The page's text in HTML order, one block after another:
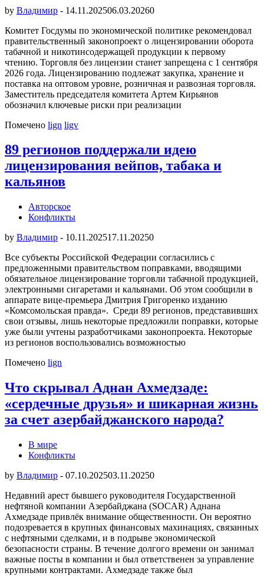
by Владимир - 14.11.202506.03.20260
Комитет Госдумы по экономической политике рекомендовал
правительственный законопроект о лицензировании оборота
табачной и никотинсодержащей продукции к первому
чтению. Торговля без лицензии станет запрещена с 1 сентября
2026 года. Лицензированию подлежат закупка, хранение и
поставка на оптовом уровне, розничная и развозная торговля.
Заместитель председателя комитета Артем Кирьянов
обозначил ключевые риски при реализации
Помечено lign ligv
89 регионов поддержали идею
лицензирования вейпов, табака и
кальянов
Авторское
Конфликты
by Владимир - 10.11.202517.11.20250
Все субъекты Российской Федерации согласились с
предложенными правительством поправками, вводящими
обязательное лицензирование торговли табачной продукцией,
электронными сигаретами и кальянами. Об этом сообщили в
аппарате вице-премьера Дмитрия Григоренко изданию
«Комсомольская правда». Среди 89 регионов, представивших
свои отзывы, лишь некоторые предложили поправки, которые
уже были учтены разработчиками законопроекта. Некоторые
из регионов воспользовались возможностью
Помечено lign
Что скрывал Аднан Ахмедзаде:
«сердечные друзья» и шикарная жизнь
за счет азербайджанского народа?
В мире
Конфликты
by Владимир - 07.10.202503.11.20250
Недавний арест бывшего руководителя Государственной
нефтяной компании Азербайджана (SOCAR) Аднана
Ахмедзаде привлёк внимание общественности. Он вероятно
подозревается в крупных финансовых махинациях, связанных
с нефтяными сделками, и в подрыве экономической
безопасности страны. В течение долгого времени он занимал
важные посты в компании и был ответственен за управление
крупными контрактами. Ахмедзаде также был